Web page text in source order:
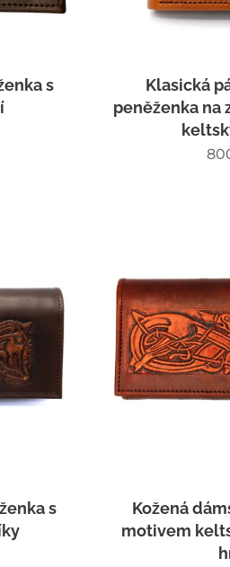
s
Klasická
peněženka na
s
Kožená
motivem